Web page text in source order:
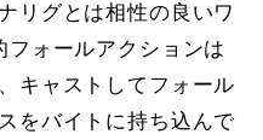
リグとは相性の良いワ
ォールアクションは
キャストしてフォール
をバイトに持ち込んで